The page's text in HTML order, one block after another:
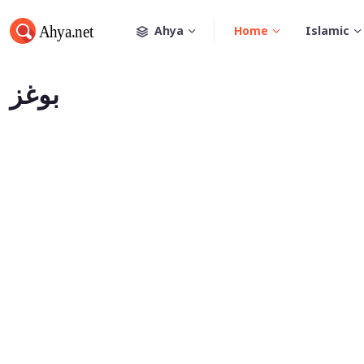
Ahya Home Islamic
بوغز